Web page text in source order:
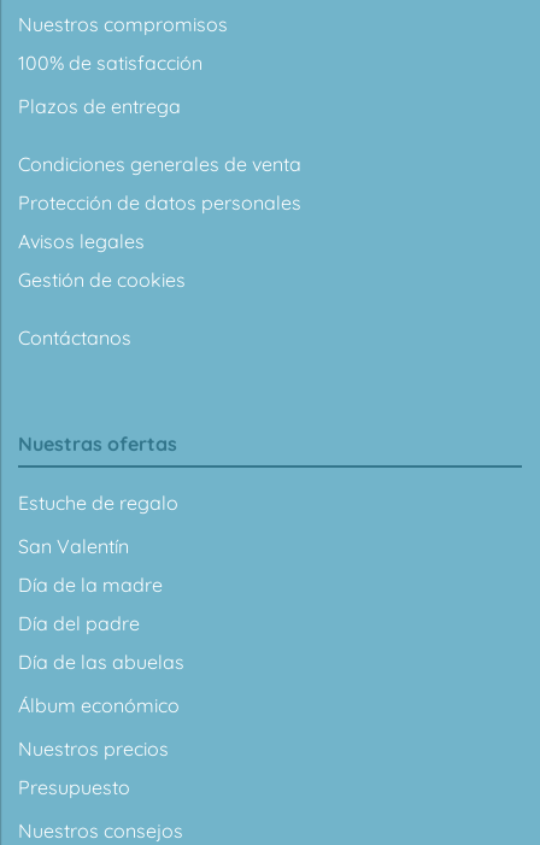
Nuestros compromisos
100% de satisfacción
Plazos de entrega
Condiciones generales de venta
Protección de datos personales
Avisos legales
Gestión de cookies
Contáctanos
Nuestras ofertas
Estuche de regalo
San Valentín
Día de la madre
Día del padre
Día de las abuelas
Álbum económico
Nuestros precios
Presupuesto
Nuestros consejos